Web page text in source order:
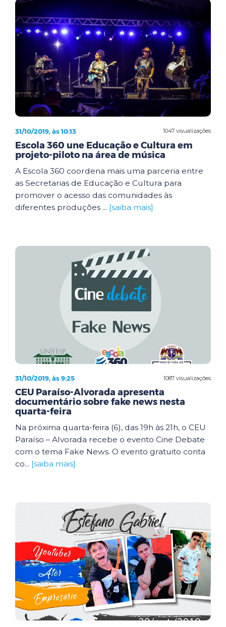
1047 visualizações
31/10/2019, às 10:13
Escola 360 une Educação e Cultura em
projeto-piloto na área de música
A Escola 360 coordena mais uma parceria entre
as Secretarias de Educação e Cultura para
promover o acesso das comunidades às
diferentes produções ... [saiba mais]
1087 visualizações
31/10/2019, às 9:25
CEU Paraíso-Alvorada apresenta
documentário sobre fake news nesta
quarta-feira
Na próxima quarta-feira (6), das 19h às 21h, o CEU
Paraíso – Alvorada recebe o evento Cine Debate
com o tema Fake News. O evento gratuito conta
co... [saiba mais]